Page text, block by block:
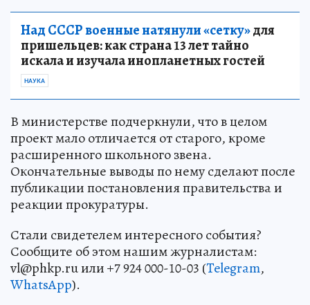
Над СССР военные натянули «сетку»для
пришельцев: как страна 13 лет тайно
искала и изучала инопланетных гостей
НАУКА
В министерстве подчеркнули, что в целом
проект мало отличается от старого, кроме
расширенного школьного звена.
Окончательные выводы по нему сделают после
публикации постановления правительства и
реакции прокуратуры.
Стали свидетелем интересного события?
Сообщите об этом нашим журналистам:
vl@phkp.ru или +7 924 000-10-03 (Telegram,
WhatsApp).